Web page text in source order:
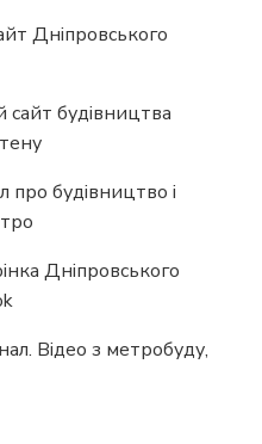
Дніпровського
сайт будівництва
про будівництво і
Дніпровського
Відео з метробуду,